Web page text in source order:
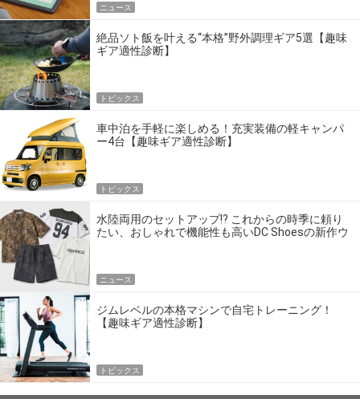
ニュース
絶品ソト飯を叶える“本格”野外調理ギア5選【趣味
ギア適性診断】
トピックス
車中泊を手軽に楽しめる！充実装備の軽キャンパ
ー4台【趣味ギア適性診断】
トピックス
水陸両用のセットアップ!? これからの時季に頼り
たい、おしゃれで機能性も高いDC Shoesの新作ウ
ニュース
ジムレベルの本格マシンで自宅トレーニング！
【趣味ギア適性診断】
トピックス